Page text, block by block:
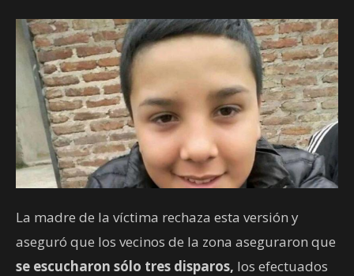
La madre de la víctima rechaza esta versión y
aseguró que los vecinos de la zona aseguraron que
se escucharon sólo tres disparos, los efectuados